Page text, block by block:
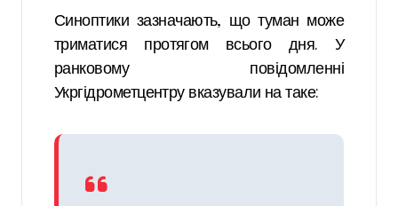
Синоптики зазначають, що туман може
триматися протягом всього дня. У
ранковому повідомленні
Укргідрометцентру вказували на таке: